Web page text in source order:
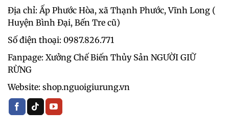
Địa chỉ: Ấp Phước Hòa, xã Thạnh Phước, Vĩnh Long (
Huyện Bình Đại, Bến Tre cũ)
Số điện thoại: 0987.826.771‬
Fanpage: Xưởng Chế Biến Thủy Sản NGƯỜI GIỮ
RỪNG
Website: shop.nguoigiurung.vn